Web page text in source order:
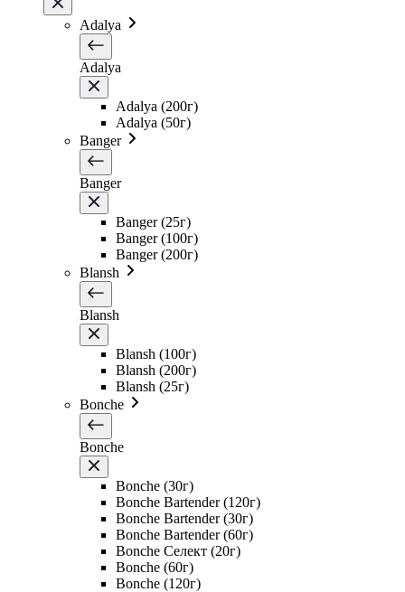
Adalya
Adalya
Adalya (200г)
Adalya (50г)
Banger
Banger
Banger (25г)
Banger (100г)
Banger (200г)
Blansh
Blansh
Blansh (100г)
Blansh (200г)
Blansh (25г)
Bonche
Bonche
Bonche (30г)
Bonche Bartender (120г)
Bonche Bartender (30г)
Bonche Bartender (60г)
Bonche Селект (20г)
Bonche (60г)
Bonche (120г)